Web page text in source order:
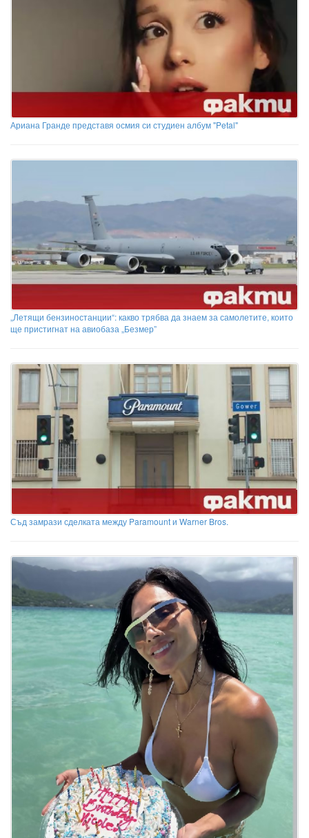
Ариана Гранде представя осмия си студиен албум "Petal"
„Летящи бензиностанции“: какво трябва да знаем за самолетите, които
ще пристигнат на авиобаза „Безмер”
Съд замрази сделката между Paramount и Warner Bros.